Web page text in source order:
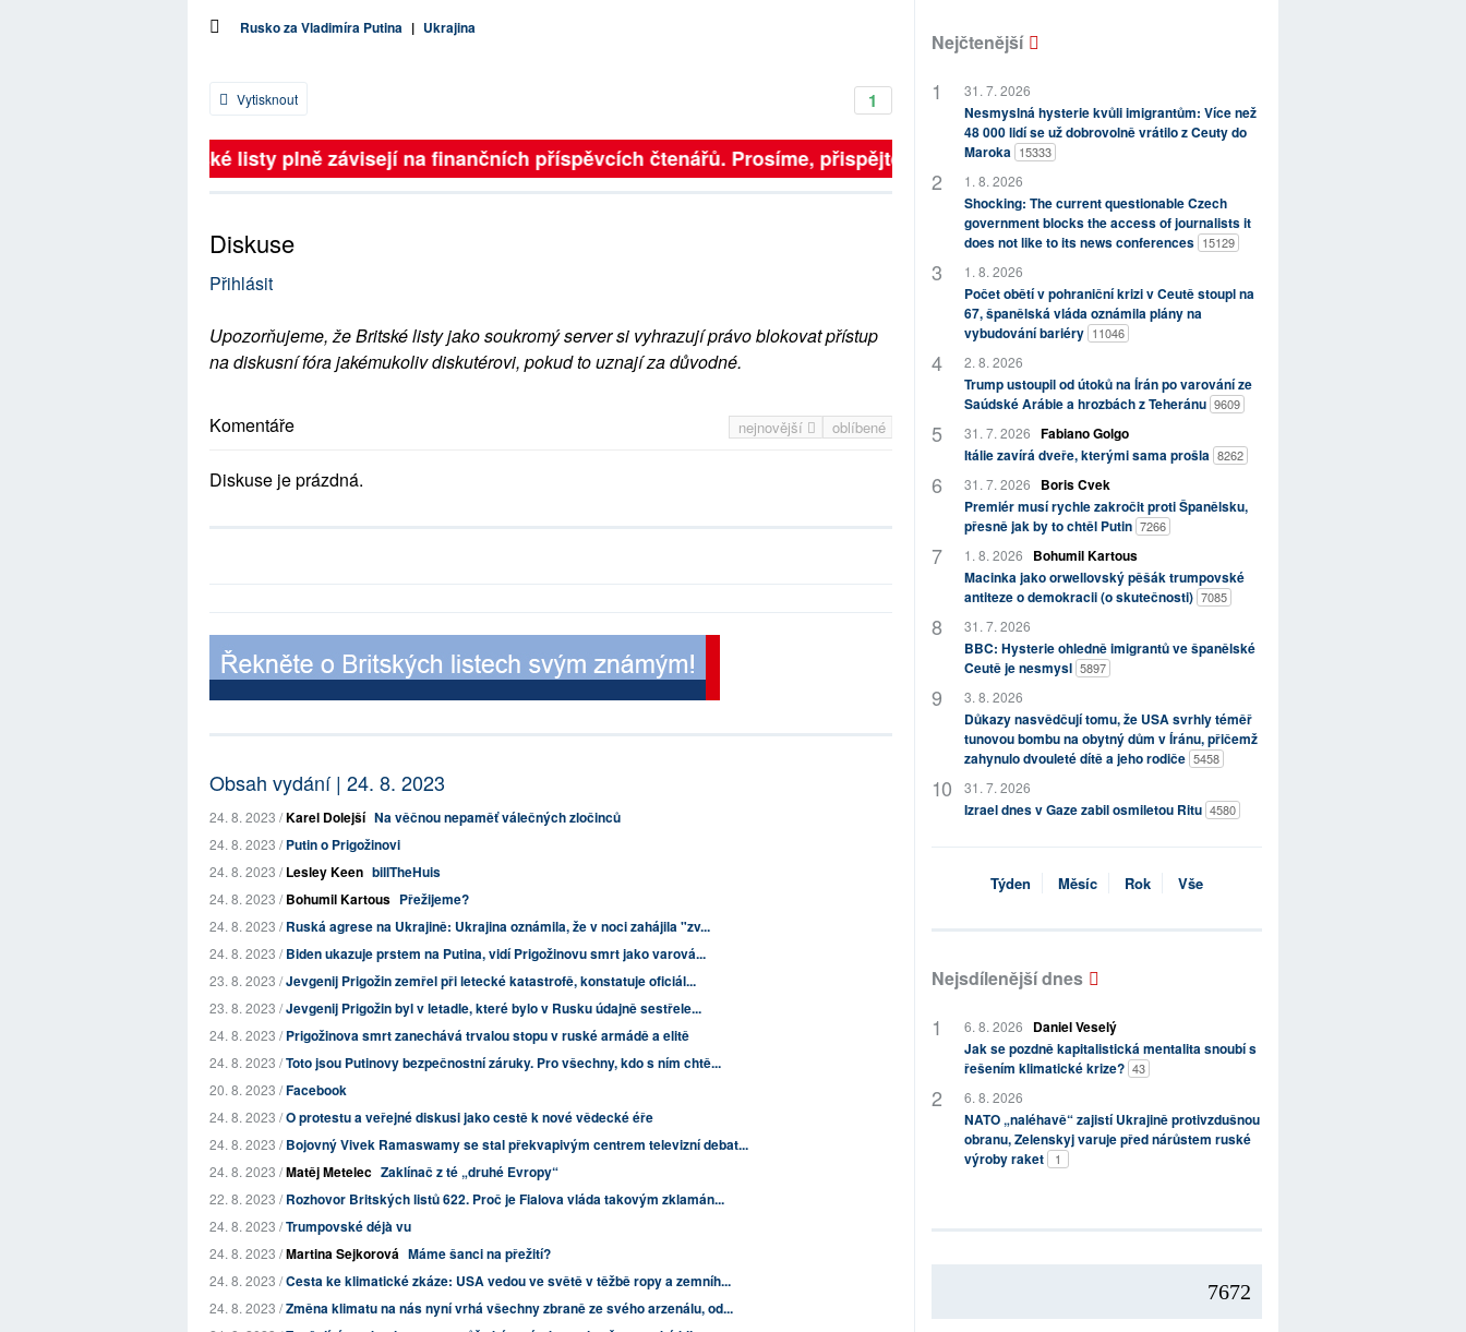
Rusko za Vladimíra Putina | Ukrajina
1
Vytisknout
Britské listy plně závisejí na finančních příspěvcích čtenářů. Prosíme, přispějte. ➥
Diskuse
Přihlásit
Upozorňujeme, že Britské listy jako soukromý server si vyhrazují právo blokovat přístup
na diskusní fóra jakémukoliv diskutérovi, pokud to uznají za důvodné.
nejnovější oblíbené
Komentáře
Diskuse je prázdná.
Obsah vydání | 24. 8. 2023
24. 8. 2023 /Karel Dolejší Na věčnou nepaměť válečných zločinců
24. 8. 2023 /Putin o Prigožinovi
24. 8. 2023 /Lesley Keen billTheHuis
24. 8. 2023 /Bohumil Kartous Přežijeme?
24. 8. 2023 /Ruská agrese na Ukrajině: Ukrajina oznámila, že v noci zahájila "zv...
24. 8. 2023 /Biden ukazuje prstem na Putina, vidí Prigožinovu smrt jako varová...
23. 8. 2023 /Jevgenij Prigožin zemřel při letecké katastrofě, konstatuje oficiál...
23. 8. 2023 /Jevgenij Prigožin byl v letadle, které bylo v Rusku údajně sestřele...
24. 8. 2023 /Prigožinova smrt zanechává trvalou stopu v ruské armádě a elitě
24. 8. 2023 /Toto jsou Putinovy bezpečnostní záruky. Pro všechny, kdo s ním chtě...
20. 8. 2023 /Facebook
24. 8. 2023 /O protestu a veřejné diskusi jako cestě k nové vědecké éře
24. 8. 2023 /Bojovný Vivek Ramaswamy se stal překvapivým centrem televizní debat...
24. 8. 2023 /Matěj Metelec Zaklínač z té „druhé Evropy“
22. 8. 2023 /Rozhovor Britských listů 622. Proč je Fialova vláda takovým zklamán...
24. 8. 2023 /Trumpovské déjà vu
24. 8. 2023 /Martina Sejkorová Máme šanci na přežití?
24. 8. 2023 /Cesta ke klimatické zkáze: USA vedou ve světě v těžbě ropy a zemníh...
24. 8. 2023 /Změna klimatu na nás nyní vrhá všechny zbraně ze svého arzenálu, od...
Nejčtenější
31. 7. 2026
Nesmyslná hysterie kvůli imigrantům: Více než
48 000 lidí se už dobrovolně vrátilo z Ceuty do
Maroka 15333
1. 8. 2026
Shocking: The current questionable Czech
government blocks the access of journalists it
does not like to its news conferences 15129
1. 8. 2026
Počet obětí v pohraniční krizi v Ceutě stoupl na
67, španělská vláda oznámila plány na
vybudování bariéry 11046
2. 8. 2026
Trump ustoupil od útoků na Írán po varování ze
Saúdské Arábie a hrozbách z Teheránu 9609
31. 7. 2026 Fabiano Golgo
Itálie zavírá dveře, kterými sama prošla 8262
31. 7. 2026
Boris Cvek
Premiér musí rychle zakročit proti Španělsku,
přesně jak by to chtěl Putin 7266
1. 8. 2026
Bohumil Kartous
Macinka jako orwellovský pěšák trumpovské
antiteze o demokracii (o skutečnosti) 7085
31. 7. 2026
BBC: Hysterie ohledně imigrantů ve španělské
Ceutě je nesmysl 5897
3. 8. 2026
Důkazy nasvědčují tomu, že USA svrhly téměř
tunovou bombu na obytný dům v Íránu, přičemž
zahynulo dvouleté dítě a jeho rodiče 5458
31. 7. 2026
Izrael dnes v Gaze zabil osmiletou Ritu 4580
Týden Měsíc Rok Vše
Nejsdílenější dnes
6. 8. 2026
Daniel Veselý
Jak se pozdně kapitalistická mentalita snoubí s
řešením klimatické krize? 43
6. 8. 2026
NATO „naléhavě“ zajistí Ukrajině protivzdušnou
obranu, Zelenskyj varuje před nárůstem ruské
výroby raket
1
7672